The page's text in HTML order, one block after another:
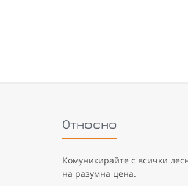
Относно
Комуникирайте с всички
на разумна цена.